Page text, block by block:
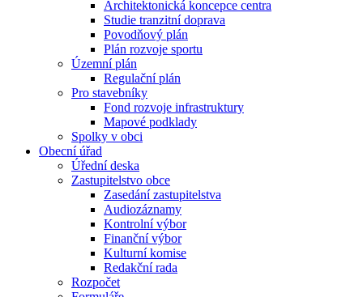
Architektonická koncepce centra
Studie tranzitní doprava
Povodňový plán
Plán rozvoje sportu
Územní plán
Regulační plán
Pro stavebníky
Fond rozvoje infrastruktury
Mapové podklady
Spolky v obci
Obecní úřad
Úřední deska
Zastupitelstvo obce
Zasedání zastupitelstva
Audiozáznamy
Kontrolní výbor
Finanční výbor
Kulturní komise
Redakční rada
Rozpočet